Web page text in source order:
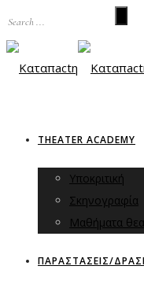
THEATER ACADEMY
Υποκριτική
Σκηνογραφία
Μαθήματα
ΠΑΡΑΣΤΑΣΕΙΣ/